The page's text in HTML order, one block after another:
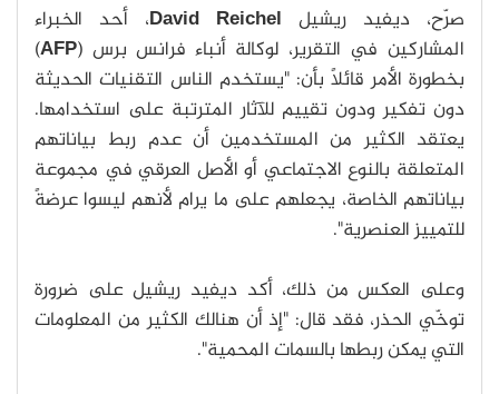
صرّح، ديفيد ريشيل David Reichel، أحد الخبراء
المشاركين في التقرير، لوكالة أنباء فرانس برس (AFP
)
بخطورة الأمر قائلًا بأن: "يستخدم الناس التقنيات الحديثة
دون تفكير ودون تقييم للآثار المترتبة على استخدامها.
يعتقد الكثير من المستخدمين أن عدم ربط بياناتهم
المتعلقة بالنوع الاجتماعي أو الأصل العرقي في مجموعة
بياناتهم الخاصة، يجعلهم على ما يرام لأنهم ليسوا عرضةً
للتمييز العنصرية".
وعلى العكس من ذلك، أكد ديفيد ريشيل على ضرورة
توخّي الحذر، فقد قال: "إذ أن هنالك الكثير من المعلومات
التي يمكن ربطها بالسمات المحمية".